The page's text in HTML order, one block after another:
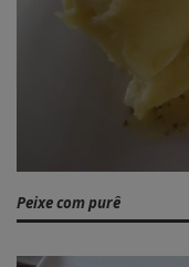
Peixe com purê